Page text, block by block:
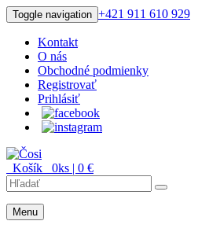
Toggle navigation +421 911 610 929
Kontakt
O nás
Obchodné podmienky
Registrovať
Prihlásiť
Košík 0ks | 0 €
Menu